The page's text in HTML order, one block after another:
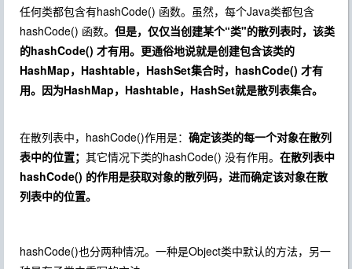
任何类都包含有hashCode() 函数。虽然，每个Java类都包含
hashCode() 函数。 但是，仅仅当创建某个“类"的散列表时，该类
的hashCode() 才有用。更通俗地说就是创建包含该类的
HashMap，Hashtable，HashSet集合时，hashCode() 才有
用。因为HashMap，Hashtable，HashSet就是散列表集合。
在散列表中，hashCode()作用是： 确定该类的每一个对象在散列
表中的位置； 其它情况下类的hashCode() 没有作用。 在散列表中
hashCode() 的作用是获取对象的散列码，进而确定该对象在散
列表中的位置。
hashCode()也分两种情况。一种是Object类中默认的方法，另一